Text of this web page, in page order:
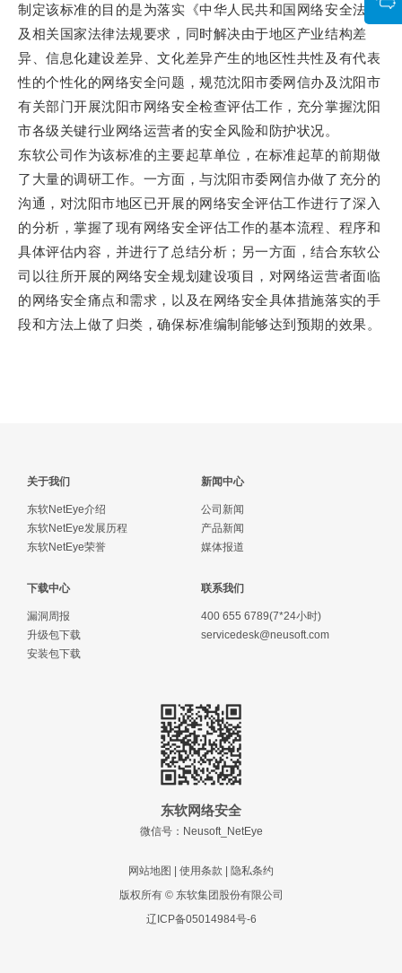
制定该标准的目的是为落实《中华人民共和国网络安全法》
及相关国家法律法规要求，同时解决由于地区产业结构差
异、信息化建设差异、文化差异产生的地区性共性及有代表
性的个性化的网络安全问题，规范沈阳市委网信办及沈阳市
有关部门开展沈阳市网络安全检查评估工作，充分掌握沈阳
市各级关键行业网络运营者的安全风险和防护状况。
东软公司作为该标准的主要起草单位，在标准起草的前期做
了大量的调研工作。一方面，与沈阳市委网信办做了充分的
沟通，对沈阳市地区已开展的网络安全评估工作进行了深入
的分析，掌握了现有网络安全评估工作的基本流程、程序和
具体评估内容，并进行了总结分析；另一方面，结合东软公
司以往所开展的网络安全规划建设项目，对网络运营者面临
的网络安全痛点和需求，以及在网络安全具体措施落实的手
段和方法上做了归类，确保标准编制能够达到预期的效果。
关于我们
东软NetEye介绍
东软NetEye发展历程
东软NetEye荣誉
新闻中心
公司新闻
产品新闻
媒体报道
下载中心
漏洞周报
升级包下载
安装包下载
联系我们
400 655 6789(7*24小时)
servicedesk@neusoft.com
东软网络安全
微信号：Neusoft_NetEye
网站地图 使用条款
隐私条约
版权所有 © 东软集团股份有限公司
辽ICP备05014984号-6